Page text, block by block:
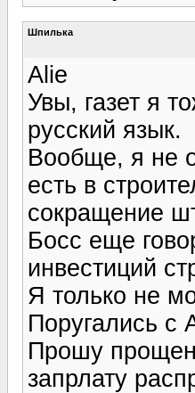
Шпилька
Alie
Увы, газет я
русский язык.
Вообще, я не
есть в
сокращение
Босс еще
инвестиций
Я только не
Поругались с
Прошу
запрлату